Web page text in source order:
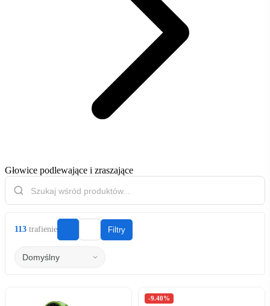
Głowice podlewające i zraszające
113 trafienie Filtry
-9.40%